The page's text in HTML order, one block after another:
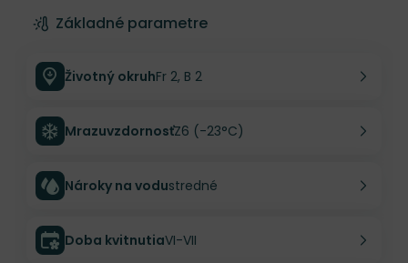
Základné parametre
Životný okruhFr 2, B 2
MrazuvzdornosťZ6 (-23°C)
Nároky na vodustredné
Doba kvitnutiaVI-VII